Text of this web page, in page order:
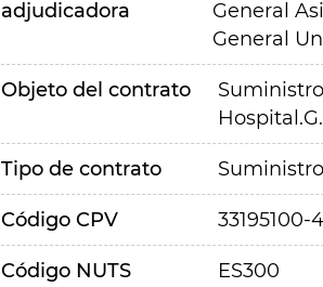
adjudicadora
General
General
Objeto del contrato
Tipo de contrato
Código CPV 33195100-4
Código NUTS ES300